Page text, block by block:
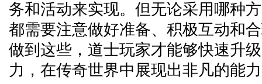
务和活动来实现。但无论采用哪种
都需要注意做好准备、积极互动和
做到这些，道士玩家才能够快速升
力，在传奇世界中展现出非凡的能